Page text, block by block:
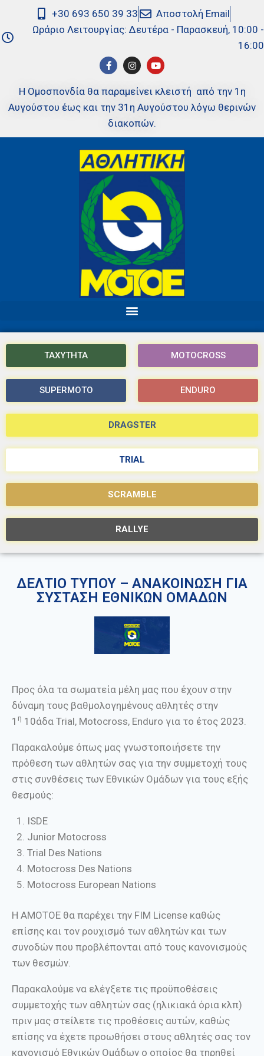
+30 693 650 39 33
Αποστολή Email
Ωράριο Λειτουργίας: Δευτέρα - Παρασκευή, 10:00 -
16:00
Η Ομοσπονδία θα παραμείνει κλειστή από την 1η
Αυγούστου έως και την 31η Αυγούστου λόγω θερινών
διακοπών.
ΤΑΧΥΤΗΤΑ MOTOCROSS
SUPERMOTO ENDURO
DRAGSTER
TRIAL
SCRAMBLE
RALLYE
ΔΕΛΤΙΟ ΤΥΠΟΥ – ΑΝΑΚΟΙΝΩΣΗ ΓΙΑ
ΣΥΣΤΑΣΗ ΕΘΝΙΚΩΝ ΟΜΑΔΩΝ
Προς όλα τα σωματεία μέλη μας που έχουν στην
δύναμη τους βαθμολογημένους αθλητές στην
1 η 10άδα Trial, Motocross, Enduro για το έτος 2023.
Παρακαλούμε όπως μας γνωστοποιήσετε την
πρόθεση των αθλητών σας για την συμμετοχή τους
στις συνθέσεις των Εθνικών Ομάδων για τους εξής
θεσμούς:
ISDE
Junior Motocross
Trial Des Nations
Motocross Des Nations
Motocross European Nations
Η ΑΜΟΤΟΕ θα παρέχει την FIM License καθώς
επίσης και τον ρουχισμό των αθλητών και των
συνοδών που προβλέπονται από τους κανονισμούς
των θεσμών.
Παρακαλούμε να ελέγξετε τις προϋποθέσεις
συμμετοχής των αθλητών σας (ηλικιακά όρια κλπ)
πριν μας στείλετε τις προθέσεις αυτών, καθώς
επίσης να έχετε προωθήσει στους αθλητές σας τον
κανονισμό Εθνικών Ομάδων ο οποίος θα τηρηθεί